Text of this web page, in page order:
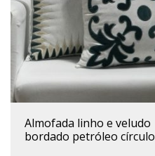
almofada linho e veludo
bordado petróleo círculo